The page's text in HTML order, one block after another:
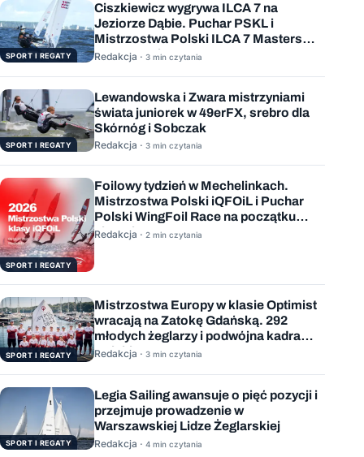
SPORT I REGATY
Ciszkiewicz wygrywa ILCA 7 na
Jeziorze Dąbie. Puchar PSKL i
Mistrzostwa Polski ILCA 7 Masters
rozstrzygnięte
Redakcja · 3 min czytania
SPORT I REGATY
Lewandowska i Zwara mistrzyniami
świata juniorek w 49erFX, srebro dla
Skórnóg i Sobczak
Redakcja · 3 min czytania
SPORT I REGATY
Foilowy tydzień w Mechelinkach.
Mistrzostwa Polski iQFOiL i Puchar
Polski WingFoil Race na początku
sierpnia
Redakcja · 2 min czytania
SPORT I REGATY
Mistrzostwa Europy w klasie Optimist
wracają na Zatokę Gdańską. 292
młodych żeglarzy i podwójna kadra
Polski
Redakcja · 3 min czytania
SPORT I REGATY
Legia Sailing awansuje o pięć pozycji i
przejmuje prowadzenie w
Warszawskiej Lidze Żeglarskiej
Redakcja · 4 min czytania